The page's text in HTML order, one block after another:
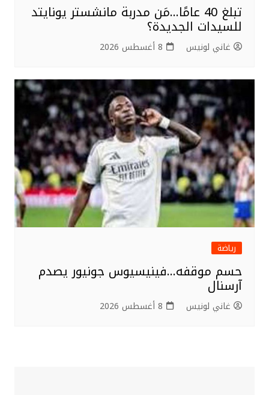
تبلغ 40 عامًا…مَن مدربة مانشستر يونايتد
للسيدات الجديدة؟
غاني لونيس 8 أغسطس 2026
رياضة
حسم موقفه…فينيسيوس جونيور يصدم
آرسنال
غاني لونيس 8 أغسطس 2026